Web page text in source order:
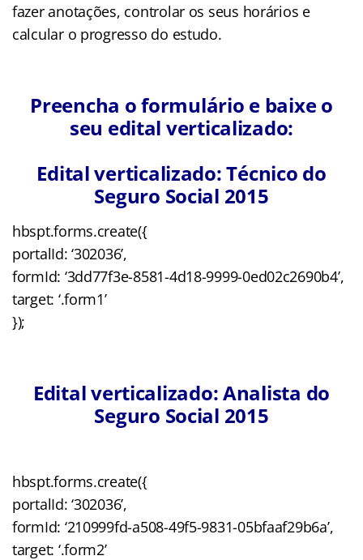
fazer anotações, controlar os seus horários e
calcular o progresso do estudo.
Preencha o formulário e baixe o
seu edital verticalizado:
Edital verticalizado: Técnico do
Seguro Social 2015
hbspt.forms.create({
portalId: ‘302036’,
formId: ‘3dd77f3e-8581-4d18-9999-0ed02c2690b4’,
target: ‘.form1’
});
Edital verticalizado: Analista do
Seguro Social 2015
hbspt.forms.create({
portalId: ‘302036’,
formId: ‘210999fd-a508-49f5-9831-05bfaaf29b6a’,
target: ‘.form2’